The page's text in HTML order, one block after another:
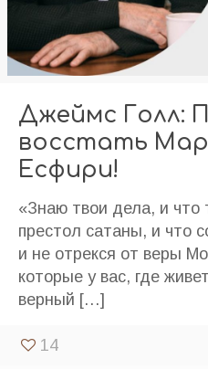
Джеймс Голл:
восстать
Есфири!
«Знаю твои дела, и
престол сатаны, и что
и не отрекся от веры
которые у вас, где
верный […]
14